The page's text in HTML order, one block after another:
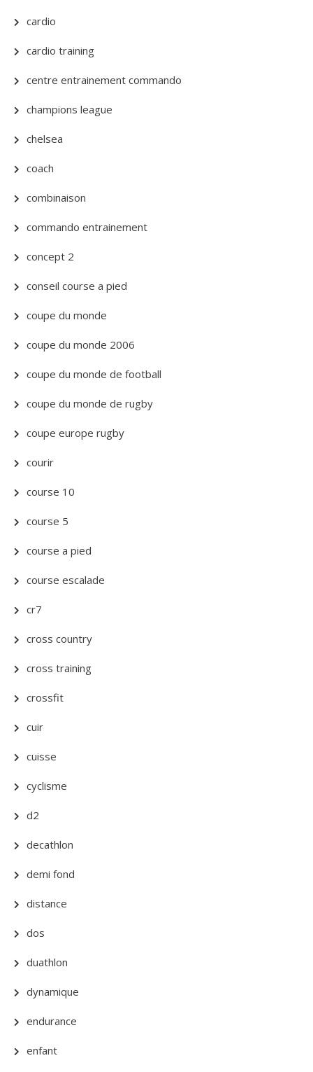
cardio
cardio training
centre entrainement commando
champions league
chelsea
coach
combinaison
commando entrainement
concept 2
conseil course a pied
coupe du monde
coupe du monde 2006
coupe du monde de football
coupe du monde de rugby
coupe europe rugby
courir
course 10
course 5
course a pied
course escalade
cr7
cross country
cross training
crossfit
cuir
cuisse
cyclisme
d2
decathlon
demi fond
distance
dos
duathlon
dynamique
endurance
enfant